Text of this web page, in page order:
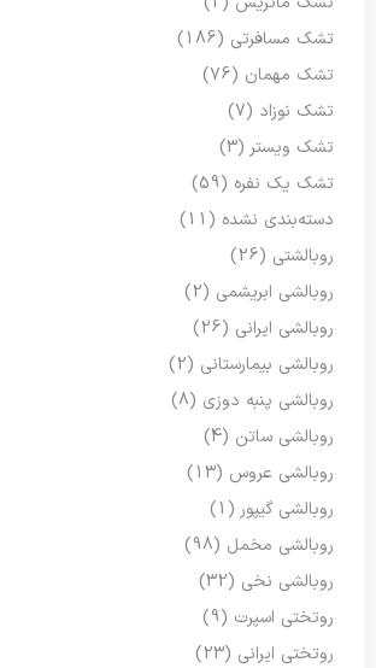
تشک مسافرتی (186)
تشک مهمان (76)
تشک نوزاد (7)
تشک ویستر (3)
تشک یک نفره (59)
دسته‌بندی نشده (11)
روبالشتی (26)
روبالشی ابریشمی (2)
روبالشی ایرانی (26)
روبالشی بیمارستانی (2)
روبالشی پنبه دوزی (8)
روبالشی ساتن (4)
روبالشی عروس (13)
روبالشی گیپور (1)
روبالشی مخمل (98)
روبالشی نخی (32)
روتختی اسپرت (9)
روتختی ایرانی (23)